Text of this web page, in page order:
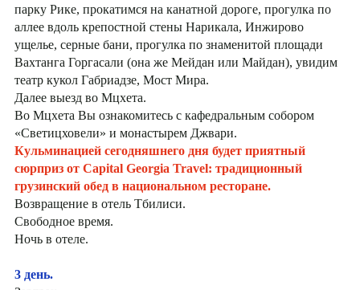
парку Рике, прокатимся на канатной дороге, прогулка по
аллее вдоль крепостной стены Нарикала, Инжирово
ущелье, серные бани, прогулка по знаменитой площади
Вахтанга Горгасали (она же Мейдан или Майдан), увидим
театр кукол Габриадзе, Мост Мира.
Далее выезд во Мцхета.
Во Мцхета Вы ознакомитесь с кафедральным собором
«Светицховели» и монастырем Джвари.
Кульминацией сегодняшнего дня будет приятный
сюрприз от Capital Georgia Travel: традиционный
грузинский обед в национальном ресторане.
Возвращение в отель Тбилиси.
Свободное время.
Ночь в отеле.
3 день.